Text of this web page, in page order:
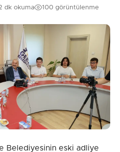
Sorusu:
6 + 1 = ?
Gönder
dk okuma 100 görüntülenme
Belediyesinin eski adliye